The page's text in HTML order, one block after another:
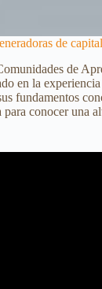
de
de
en la
fundamentos
conocer una